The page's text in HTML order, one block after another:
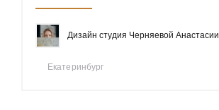
Дизайн студия Черняевой Анастасии
Екатеринбург